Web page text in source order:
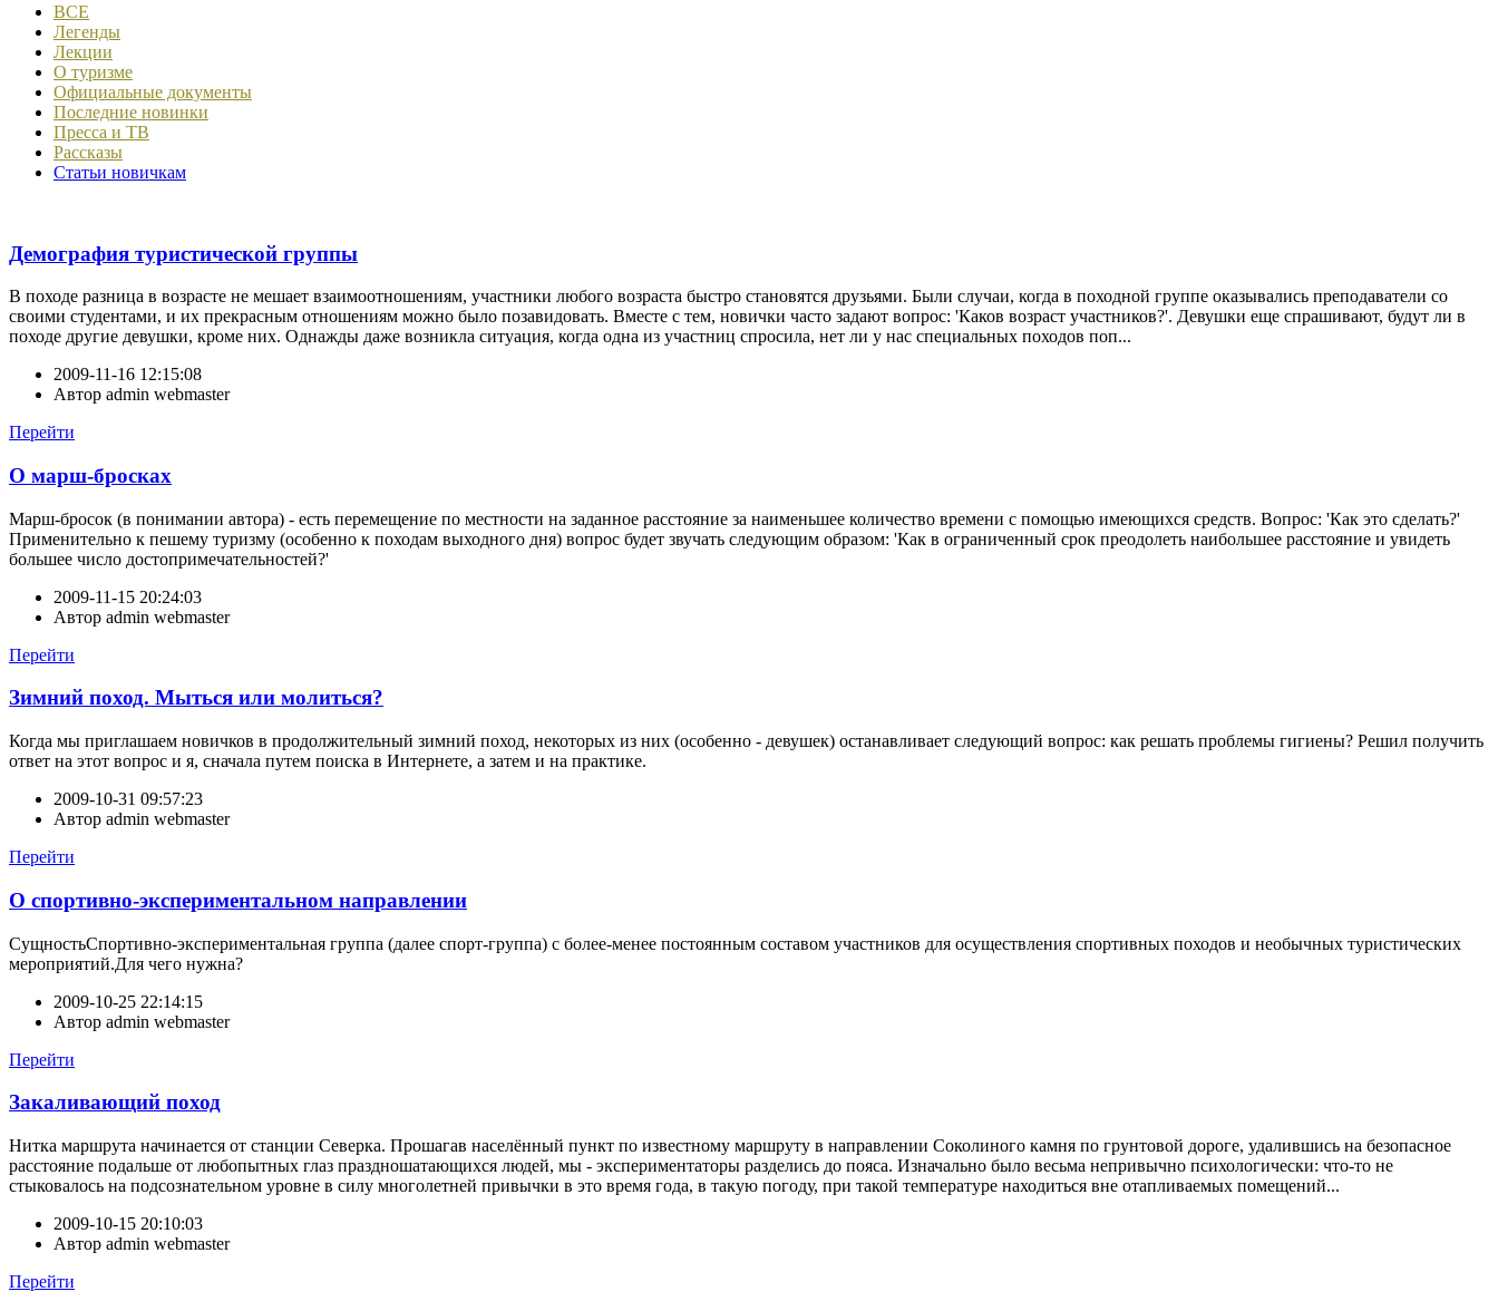
ВСЕ
Легенды
Лекции
О туризме
Официальные документы
Последние новинки
Пресса и ТВ
Рассказы
Статьи новичкам
Демография туристической группы
В походе разница в возрасте не мешает взаимоотношениям, участники любого возраста быстро становятся друзьями. Были случаи, когда в походной группе оказывались преподаватели со
своими студентами, и их прекрасным отношениям можно было позавидовать. Вместе с тем, новички часто задают вопрос: 'Каков возраст участников?'. Девушки еще спрашивают, будут ли в
походе другие девушки, кроме них. Однажды даже возникла ситуация, когда одна из участниц спросила, нет ли у нас специальных походов поп...
2009-11-16 12:15:08
Автор admin webmaster
Перейти
О марш-бросках
Марш-бросок (в понимании автора) - есть перемещение по местности на заданное расстояние за наименьшее количество времени с помощью имеющихся средств. Вопрос: 'Как это сделать?'
Применительно к пешему туризму (особенно к походам выходного дня) вопрос будет звучать следующим образом: 'Как в ограниченный срок преодолеть наибольшее расстояние и увидеть
большее число достопримечательностей?'
2009-11-15 20:24:03
Автор admin webmaster
Перейти
Зимний поход. Мыться или молиться?
Когда мы приглашаем новичков в продолжительный зимний поход, некоторых из них (особенно - девушек) останавливает следующий вопрос: как решать проблемы гигиены? Решил получить
ответ на этот вопрос и я, сначала путем поиска в Интернете, а затем и на практике.
2009-10-31 09:57:23
Автор admin webmaster
Перейти
О спортивно-экспериментальном направлении
СущностьСпортивно-экспериментальная группа (далее спорт-группа) с более-менее постоянным составом участников для осуществления спортивных походов и необычных туристических
мероприятий.Для чего нужна?
2009-10-25 22:14:15
Автор admin webmaster
Перейти
Закаливающий поход
Нитка маршрута начинается от станции Северка. Прошагав населённый пункт по известному маршруту в направлении Соколиного камня по грунтовой дороге, удалившись на безопасное
расстояние подальше от любопытных глаз праздношатающихся людей, мы - экспериментаторы разделись до пояса. Изначально было весьма непривычно психологически: что-то не
стыковалось на подсознательном уровне в силу многолетней привычки в это время года, в такую погоду, при такой температуре находиться вне отапливаемых помещений...
2009-10-15 20:10:03
Автор admin webmaster
Перейти